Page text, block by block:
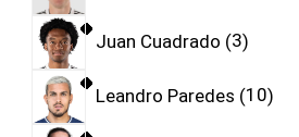
Juan Cuadrado 3
Leandro Paredes 10